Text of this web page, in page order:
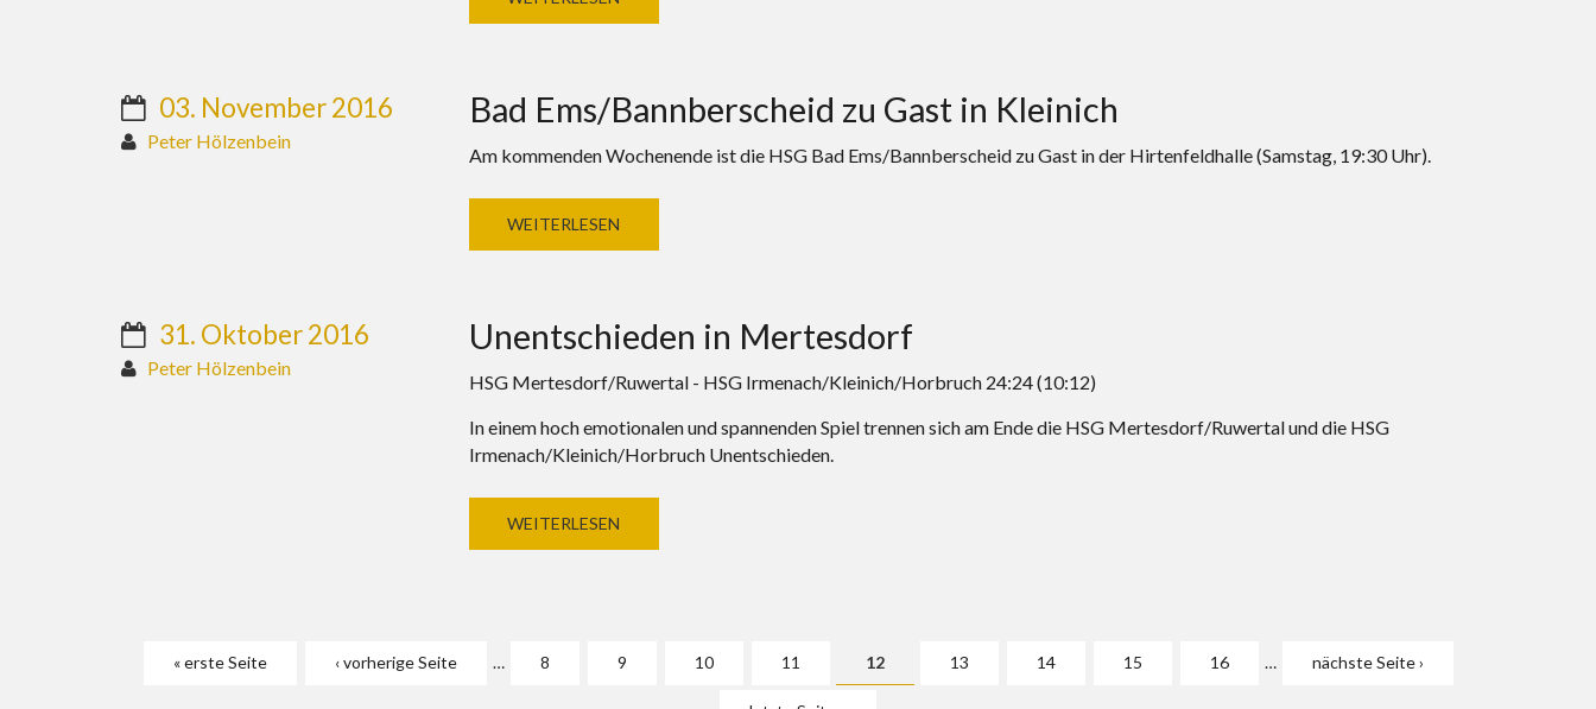
03. November 2016
Peter Hölzenbein
Bad Ems/Bannberscheid zu Gast in Kleinich
Am kommenden Wochenende ist die HSG Bad Ems/Bannberscheid zu Gast in der Hirtenfeldhalle (Samstag, 19:30 Uhr).
WEITERLESEN
31. Oktober 2016
Peter Hölzenbein
Unentschieden in Mertesdorf
HSG Mertesdorf/Ruwertal - HSG Irmenach/Kleinich/Horbruch 24:24 (10:12)
In einem hoch emotionalen und spannenden Spiel trennen sich am Ende die HSG Mertesdorf/Ruwertal und die HSG
Irmenach/Kleinich/Horbruch Unentschieden.
WEITERLESEN
« erste Seite ‹ vorherige Seite … 8 9 10 11 12 13 14 15 16 … nächste Seite ›